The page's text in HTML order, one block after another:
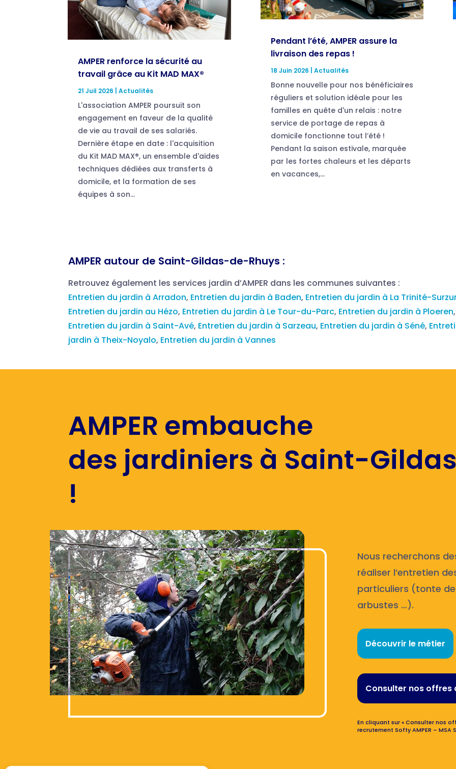
AMPER renforce la sécurité au
travail grâce au Kit MAD MAX®
21 Juil 2026 |Actualités
L'association AMPER poursuit son
engagement en faveur de la qualité
de vie au travail de ses salariés.
Dernière étape en date : l'acquisition
du Kit MAD MAX®, un ensemble d'aides
techniques dédiées aux transferts à
domicile, et la formation de ses
équipes à son...
Pendant l’été, AMPER assure la
livraison des repas !
18 Juin 2026 Actualités
Bonne nouvelle pour nos bénéficiaires
réguliers et solution idéale pour les
familles en quête d'un relais : notre
service de portage de repas à
domicile fonctionne tout l’été !
Pendant la saison estivale, marquée
par les fortes chaleurs et les départs
en vacances,...
AMPER autour de Saint-Gildas-de-Rhuys :
Retrouvez également les services jardin d’AMPER dans les communes suivantes :
Entretien du jardin à Arradon, Entretien du jardin à Baden, Entretien du jardin à La Trinité-
Entretien du jardin au Hézo, Entretien du jardin à Le Tour-du-Parc, Entretien du jardin à Ploeren,
Entretien du jardin à Saint-Avé, Entretien du jardin à Sarzeau, Entretien du jardin à Séné,
jardin à Theix-Noyalo, Entretien du jardin à Vannes
AMPER embauche
des jardiniers à Saint-
!
Nous recherchons
réaliser l’entretien
particuliers (tonte
arbustes …).
Découvrir le métier
Consulter nos offres
En cliquant sur « Consulter nos
recrutement Softy AMPER – MSA